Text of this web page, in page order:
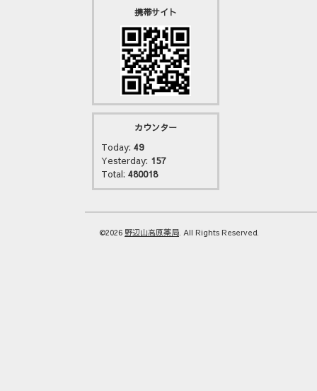
携帯サイト
カウンター
Today: 49
Yesterday: 157
Total: 480018
©2026 野辺山高原薬局. All Rights Reserved.